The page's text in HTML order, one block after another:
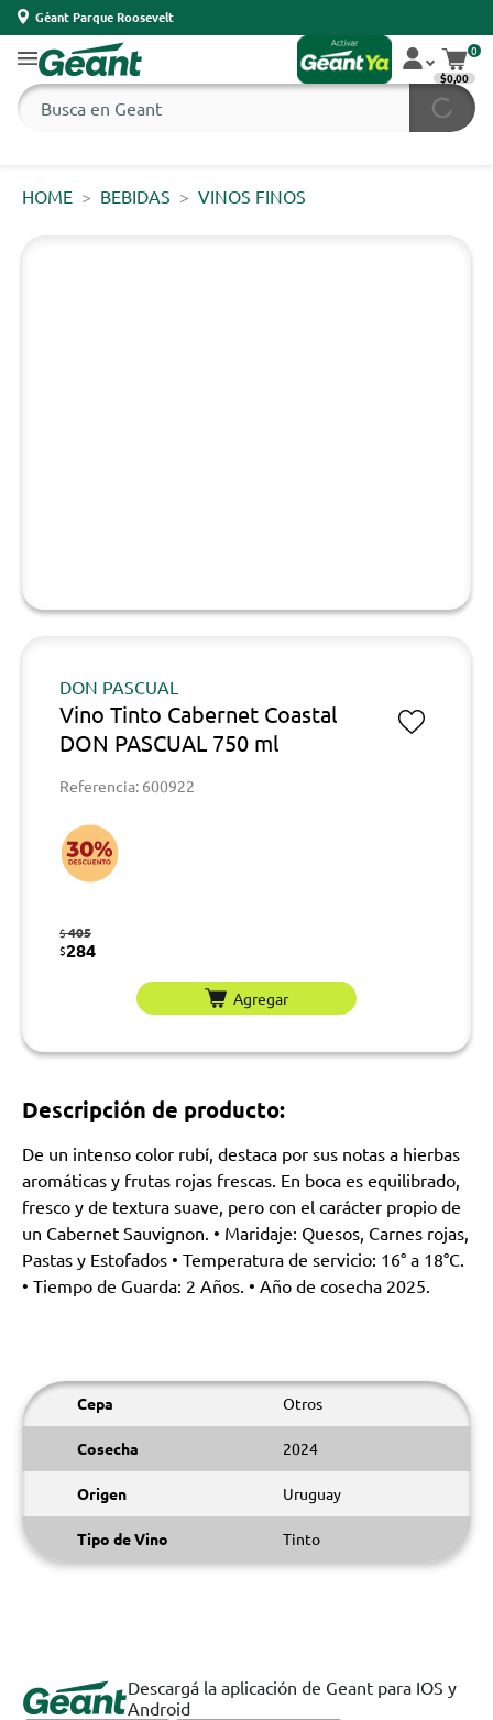
Géant Parque Roosevelt
0
$0,00
HOME BEBIDAS VINOS FINOS
DON PASCUAL
Vino Tinto Cabernet Coastal
DON PASCUAL 750 ml
Referencia: 600922
$405
$284
Agregar
Descripción de producto:
De un intenso color rubí, destaca por sus notas a hierbas
aromáticas y frutas rojas frescas. En boca es equilibrado,
fresco y de textura suave, pero con el carácter propio de
un Cabernet Sauvignon. • Maridaje: Quesos, Carnes rojas,
Pastas y Estofados • Temperatura de servicio: 16° a 18°C.
• Tiempo de Guarda: 2 Años. • Año de cosecha 2025.
Cepa Otros
Cosecha 2024
Origen Uruguay
Tipo de Vino Tinto
Descargá la aplicación de Geant para IOS y
Android